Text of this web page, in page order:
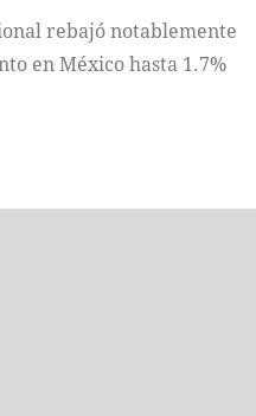
rebajó notablemente
en México hasta 1.7%